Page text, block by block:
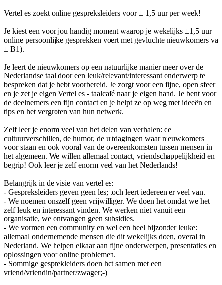
Vertel es zoekt online gespreksleiders voor ± 1,5 uur per week!
Je kiest een voor jou handig moment waarop je wekelijks ±1,5 uur
online persoonlijke gesprekken voert met gevluchte nieuwkomers va
± B1).
Je leert de nieuwkomers op een natuurlijke manier meer over de
Nederlandse taal door een leuk/relevant/interessant onderwerp te
bespreken dat je hebt voorbereid. Je zorgt voor een fijne, open sfeer
en je zet je eigen Vertel es - taalcafé naar je eigen hand. Je bent voor
de deelnemers een fijn contact en je helpt ze op weg met ideeën en
tips en het vergroten van hun netwerk.
Zelf leer je enorm veel van het delen van verhalen: de
cultuurverschillen, de humor, de uitdagingen waar nieuwkomers
voor staan en ook vooral van de overeenkomsten tussen mensen in
het algemeen. We willen allemaal contact, vriendschappelijkheid en
begrip! Ook leer je zelf enorm veel van het Nederlands!
Belangrijk in de visie van vertel es:
- Gespreksleiders geven geen les; toch leert iedereen er veel van.
- We noemen onszelf geen vrijwilliger. We doen het omdat we het
zelf leuk en interessant vinden. We werken niet vanuit een
organisatie, we ontvangen geen subsidies.
- We vormen een community en wel een heel bijzonder leuke:
allemaal ondernemende mensen die dit wekelijks doen, overal in
Nederland. We helpen elkaar aan fijne onderwerpen, presentaties en
oplossingen voor online problemen.
- Sommige gesprekleiders doen het samen met een
vriend/vriendin/partner/zwager;-)